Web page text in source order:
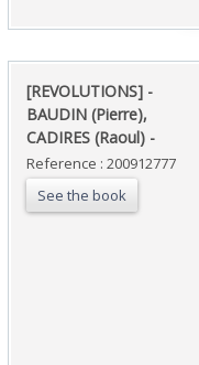
‎[REVOLUTIONS] -
BAUDIN (Pierre),
CADIRES (Raoul) - ‎
Reference : 200912777
See the book